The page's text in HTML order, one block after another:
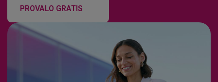
PROVALO GRATIS